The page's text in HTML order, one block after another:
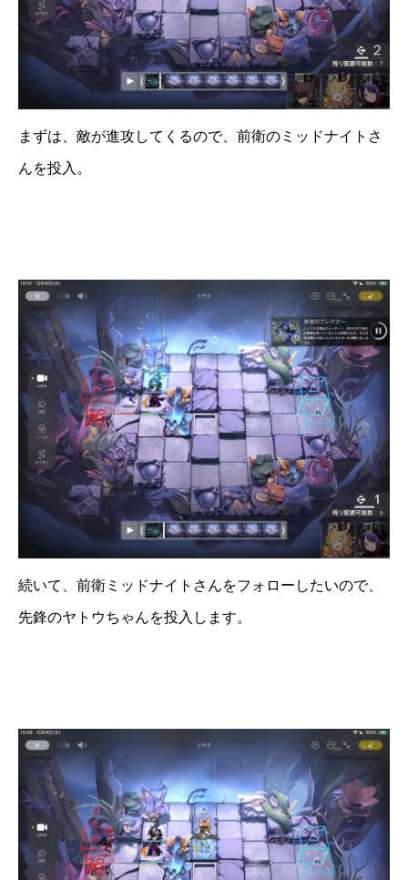
まずは、敵が進攻してくるので、前衛のミッドナイトさ
んを投入。
続いて、前衛ミッドナイトさんをフォローしたいので、
先鋒のヤトウちゃんを投入します。